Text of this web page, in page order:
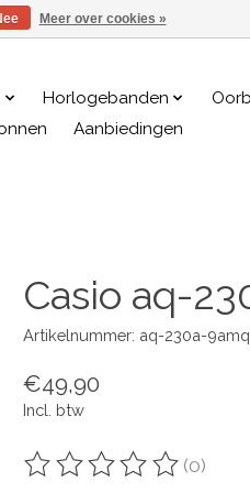
Horlogebanden
Aanbiedingen
Casio aq-
Artikelnummer: aq-230a-
€49,90
Incl. btw
De beoordeling van dit
(0)
Meer over cookies »